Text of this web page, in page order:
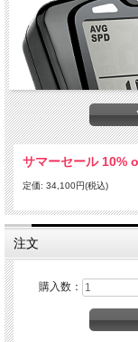
あなたのバイクが再びス
ん。
LEDインジケータランプを
スピードメーターと電圧
は、エレクトリックスタ
サリーを装着して走らせ
サマーセール 10%
定価: 34,100円(税込)
注文
購入数：